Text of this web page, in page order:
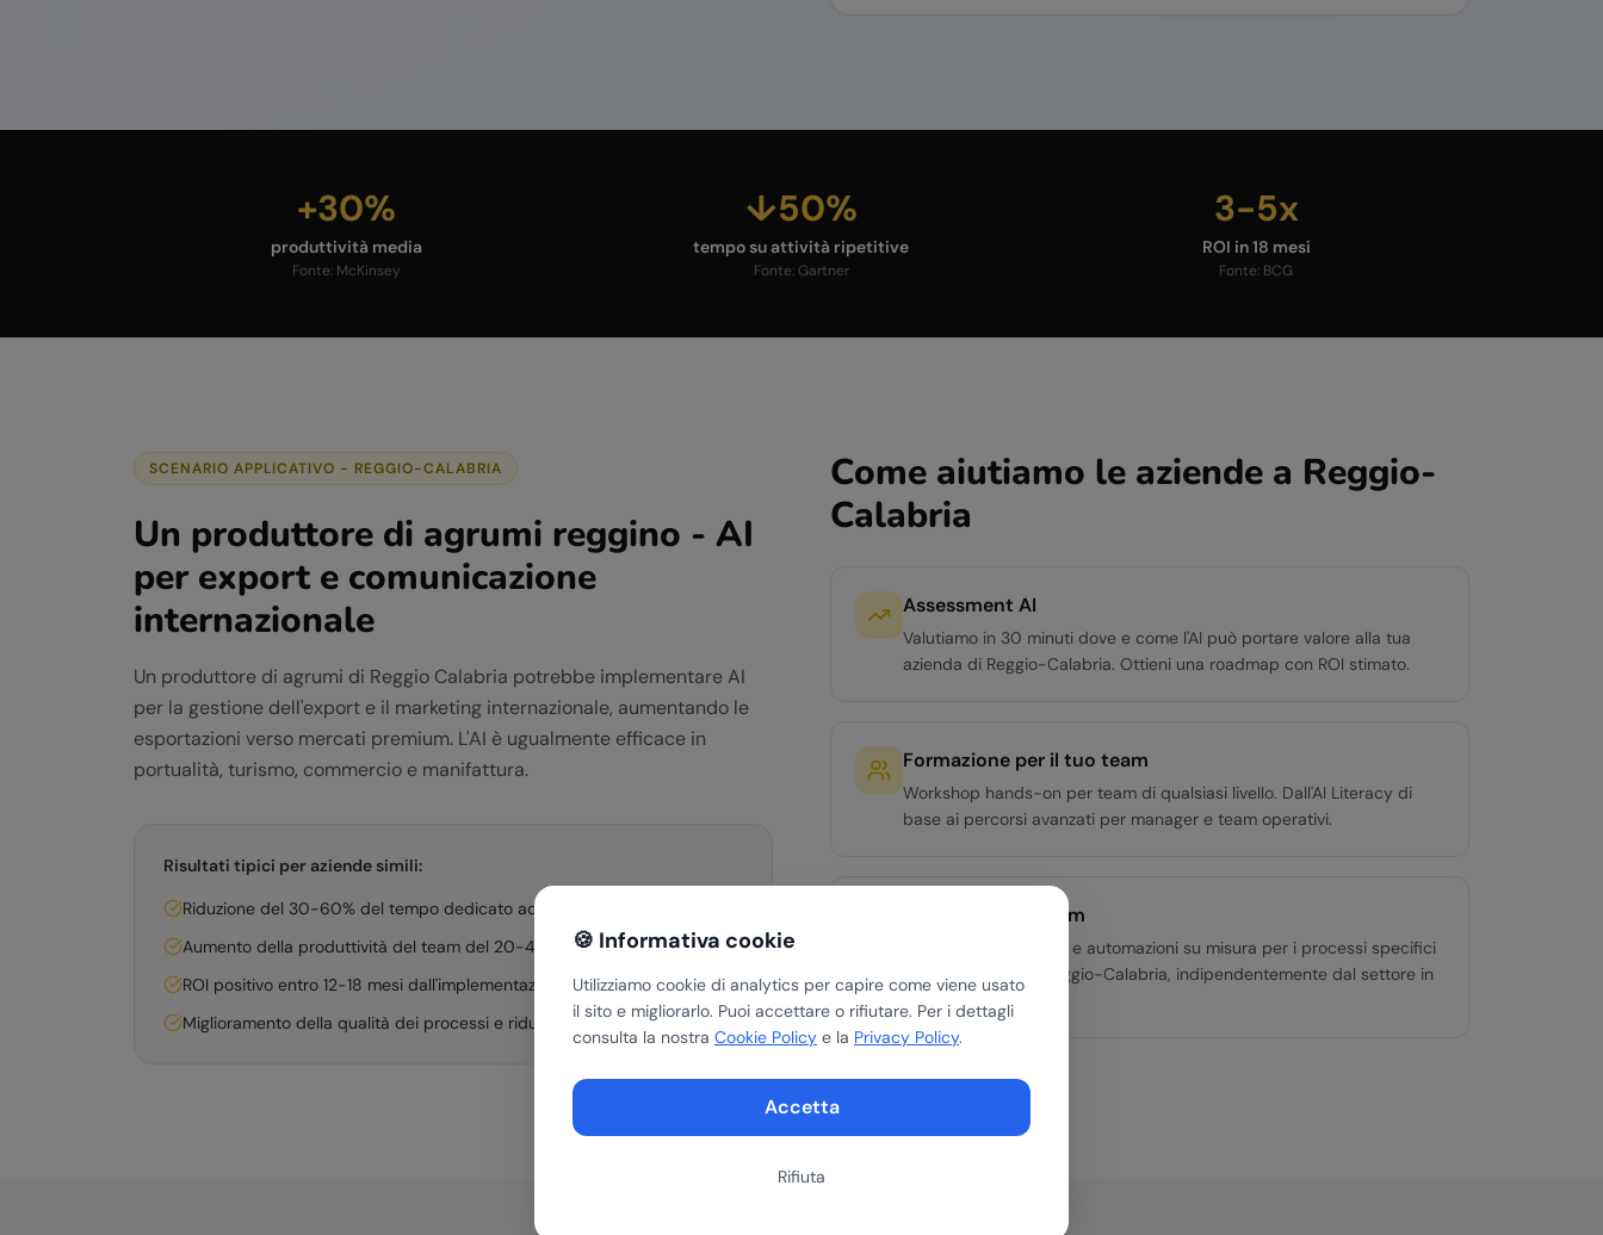
🍪 Informativa cookie
Utilizziamo cookie di analytics per capire come viene usato
il sito e migliorarlo. Puoi accettare o rifiutare. Per i dettagli
consulta la nostra Cookie Policy e la Privacy Policy.
Accetta
Rifiuta
+30%
produttività media
Fonte: McKinsey
↓50%
tempo su attività ripetitive
Fonte: Gartner
3-5x
ROI in 18 mesi
Fonte: BCG
SCENARIO APPLICATIVO - REGGIO-CALABRIA
Un produttore di agrumi reggino - AI
per export e comunicazione
internazionale
Un produttore di agrumi di Reggio Calabria potrebbe implementare AI
per la gestione dell'export e il marketing internazionale, aumentando le
esportazioni verso mercati premium. L'AI è ugualmente efficace in
portualità, turismo, commercio e manifattura.
Risultati tipici per aziende simili:
Riduzione del 30-60% del tempo dedicato ad attività ripetitive
Aumento della produttività del team del 20-40%
ROI positivo entro 12-18 mesi dall'implementazione
Miglioramento della qualità dei processi e riduzione degli errori
Come aiutiamo le aziende a Reggio-
Calabria
Assessment AI
Valutiamo in 30 minuti dove e come l'AI può portare valore alla tua
azienda di Reggio-Calabria. Ottieni una roadmap con ROI stimato.
Formazione per il tuo team
Workshop hands-on per team di qualsiasi livello. Dall'AI Literacy di
base ai percorsi avanzati per manager e team operativi.
Soluzioni AI custom
Sviluppiamo agenti AI e automazioni su misura per i processi specifici
di ogni azienda di Reggio-Calabria, indipendentemente dal settore in
cui opera.